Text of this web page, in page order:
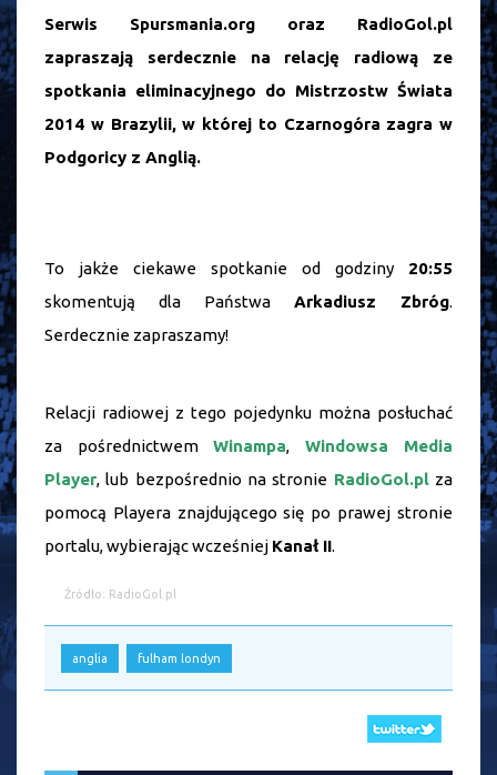
Serwis Spursmania.org oraz RadioGol.pl
zapraszają serdecznie na relację radiową ze
spotkania eliminacyjnego do Mistrzostw Świata
2014 w Brazylii, w której to Czarnogóra zagra w
Podgoricy z Anglią.
To jakże ciekawe spotkanie od godziny 20:55
skomentują dla Państwa Arkadiusz Zbróg.
Serdecznie zapraszamy!
Relacji radiowej z tego pojedynku można posłuchać
za pośrednictwem Winampa, Windowsa Media
Player, lub bezpośrednio na stronie RadioGol.plza
pomocą Playera znajdującego się po prawej stronie
portalu, wybierając wcześniej Kanał II.
Źródło: RadioGol.pl
anglia fulham londyn